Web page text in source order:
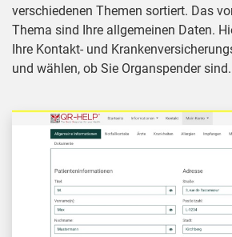
verschiedenen Themen sortiert. Das
Thema sind Ihre allgemeinen Daten.
Ihre Kontakt- und
und wählen, ob Sie Organspender sind.